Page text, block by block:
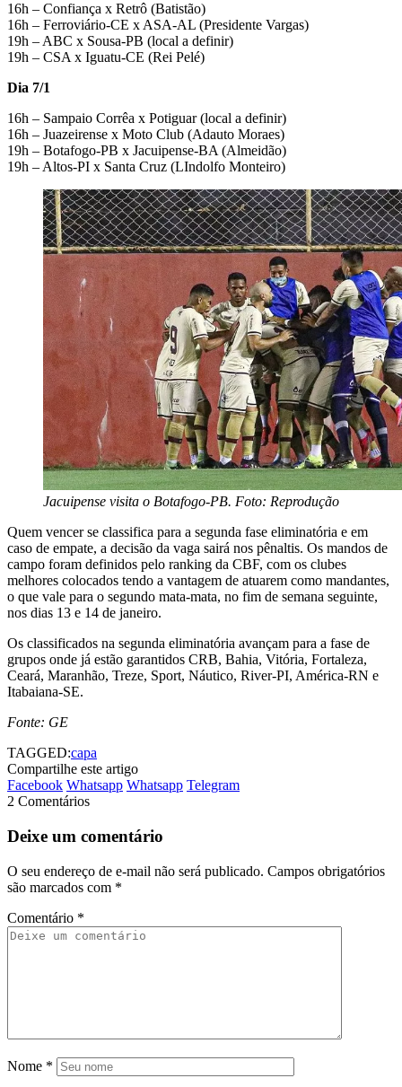
16h – Confiança x Retrô (Batistão)
16h – Ferroviário-CE x ASA-AL (Presidente Vargas)
19h – ABC x Sousa-PB (local a definir)
19h – CSA x Iguatu-CE (Rei Pelé)
Dia 7/1
16h – Sampaio Corrêa x Potiguar (local a definir)
16h – Juazeirense x Moto Club (Adauto Moraes)
19h – Botafogo-PB x Jacuipense-BA (Almeidão)
19h – Altos-PI x Santa Cruz (LIndolfo Monteiro)
Jacuipense visita o Botafogo-PB. Foto: Reprodução
Quem vencer se classifica para a segunda fase eliminatória e em
caso de empate, a decisão da vaga sairá nos pênaltis. Os mandos de
campo foram definidos pelo ranking da CBF, com os clubes
melhores colocados tendo a vantagem de atuarem como mandantes,
o que vale para o segundo mata-mata, no fim de semana seguinte,
nos dias 13 e 14 de janeiro.
Os classificados na segunda eliminatória avançam para a fase de
grupos onde já estão garantidos CRB, Bahia, Vitória, Fortaleza,
Ceará, Maranhão, Treze, Sport, Náutico, River-PI, América-RN e
Itabaiana-SE.
Fonte: GE
TAGGED:capa
Compartilhe este artigo
Facebook Whatsapp Whatsapp Telegram
2 Comentários
Deixe um comentário
O seu endereço de e-mail não será publicado. Campos obrigatórios
são marcados com *
Comentário *
Nome *